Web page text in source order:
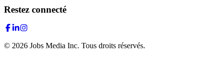
Restez connecté
© 2026 Jobs Media Inc. Tous droits réservés.